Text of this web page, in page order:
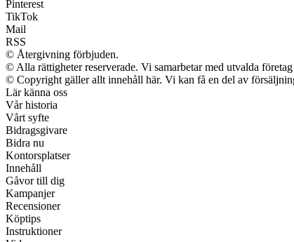
Pinterest
TikTok
Mail
RSS
© Återgivning förbjuden.
© Alla rättigheter reserverade. Vi samarbetar med utvalda
© Copyright gäller allt innehåll här. Vi kan få en del av
Lär känna oss
Vår historia
Vårt syfte
Bidragsgivare
Bidra nu
Kontorsplatser
Innehåll
Gåvor till dig
Kampanjer
Recensioner
Köptips
Instruktioner